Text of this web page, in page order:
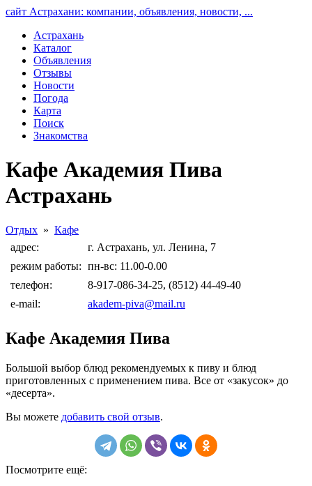
сайт Астрахани: компании, объявления, новости, ...
Астрахань
Каталог
Объявления
Отзывы
Новости
Погода
Карта
Поиск
Знакомства
Кафе Академия Пива
Астрахань
Отдых » Кафе
адрес:
г. Астрахань, ул. Ленина, 7
режим работы: пн-вс: 11.00-0.00
телефон:
8-917-086-34-25, (8512) 44-49-40
e-mail:
akadem-piva@mail.ru
Кафе Академия Пива
Большой выбор блюд рекомендуемых к пиву и блюд
приготовленных с применением пива. Все от «закусок» до
«десерта».
Вы можете добавить свой отзыв.
Посмотрите ещё: